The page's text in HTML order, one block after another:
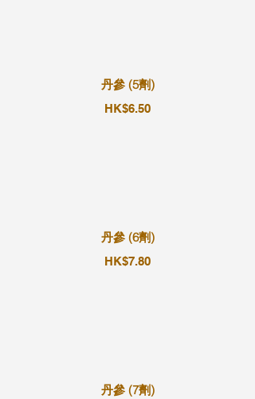
丹參 (5劑)
HK$6.50
丹參 (6劑)
HK$7.80
丹參 (7劑)